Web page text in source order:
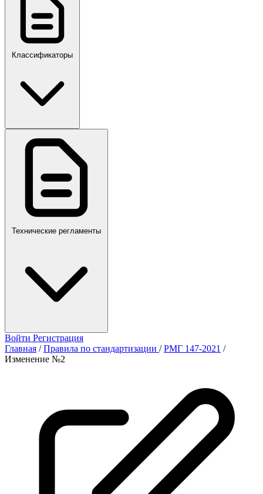
ПР,Р,ПМГ,РМГ
Классификаторы
Технические регламенты
Войти Регистрация
Главная / Правила по стандартизации / РМГ 147-2021 /
Изменение №2